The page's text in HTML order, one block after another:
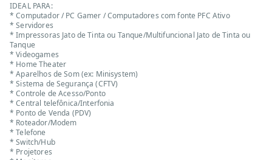
IDEAL PARA:
* Computador / PC Gamer / Computadores com fonte PFC Ativo
* Servidores
* Impressoras Jato de Tinta ou Tanque/Multifuncional Jato de Tinta ou
Tanque
* Videogames
* Home Theater
* Aparelhos de Som (ex: Minisystem)
* Sistema de Segurança (CFTV)
* Controle de Acesso/Ponto
* Central telefônica/Interfonia
* Ponto de Venda (PDV)
* Roteador/Modem
* Telefone
* Switch/Hub
* Projetores